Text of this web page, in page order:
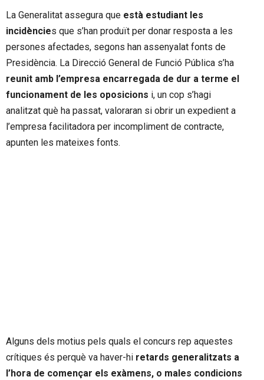
La Generalitat assegura que està estudiant les
incidències que s’han produït per donar resposta a les
persones afectades, segons han assenyalat fonts de
Presidència. La Direcció General de Funció Pública s’ha
reunit amb l’empresa encarregada de dur a terme el
funcionament de les oposicions i, un cop s’hagi
analitzat què ha passat, valoraran si obrir un expedient a
l’empresa facilitadora per incompliment de contracte,
apunten les mateixes fonts.
Alguns dels motius pels quals el concurs rep aquestes
crítiques és perquè va haver-hi retards generalitzats a
l’hora de començar els exàmens, o males condicions